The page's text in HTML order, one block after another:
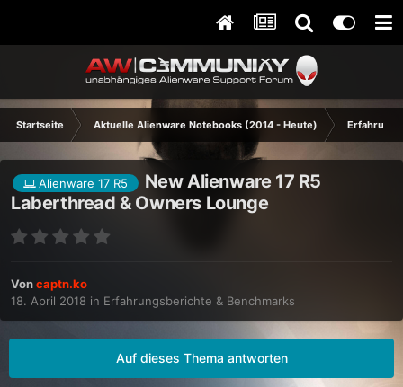
Startseite Aktuelle Alienware Notebooks (2014 - Heute)
Alienware 17 R5
New Alienware 17 R5
Laberthread & Owners Lounge
Voncaptn.ko
18. April 2018 in Erfahrungsberichte & Benchmarks
Auf dieses Thema antworten